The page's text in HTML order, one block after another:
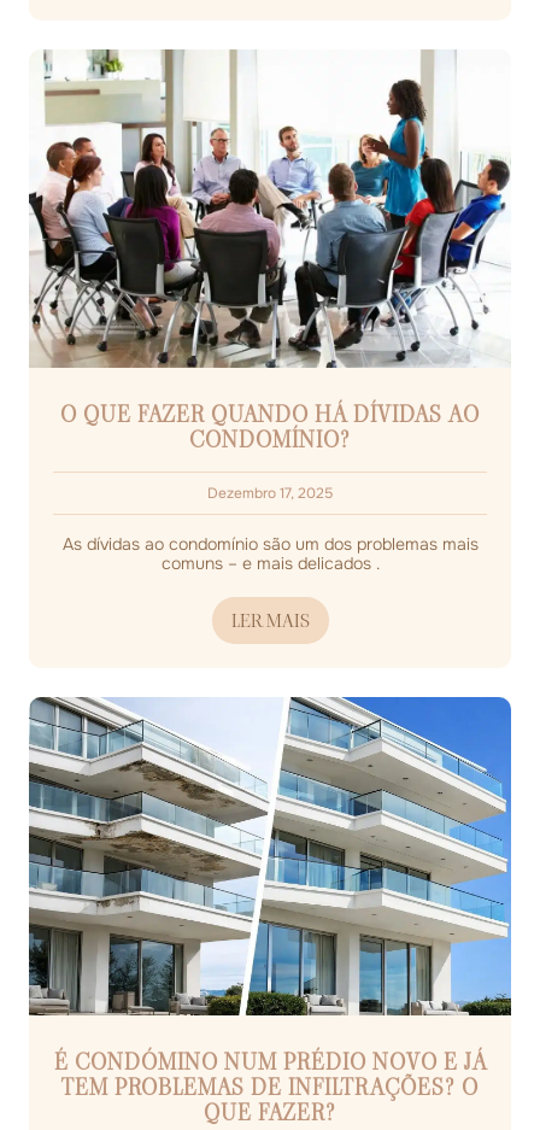
O QUE FAZER QUANDO HÁ DÍVIDAS AO
CONDOMÍNIO?
Dezembro 17, 2025
As dívidas ao condomínio são um dos problemas mais
comuns – e mais delicados .
LER MAIS
É CONDÓMINO NUM PRÉDIO NOVO E JÁ
TEM PROBLEMAS DE INFILTRAÇÕES? O
QUE FAZER?